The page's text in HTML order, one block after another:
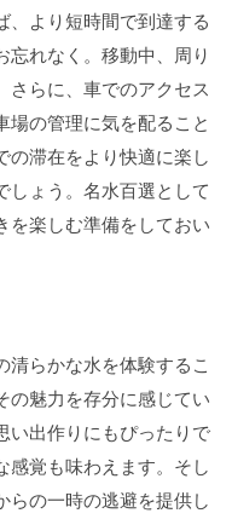
、より短時間で到達する
忘れなく。移動中、周り
さらに、車でのアクセス
場の管理に気を配ること
の滞在をより快適に楽し
しょう。名水百選として
を楽しむ準備をしておい
らかな水を体験するこ
の魅力を存分に感じてい
い出作りにもぴったりで
感覚も味わえます。そし
らの一時の逃避を提供し